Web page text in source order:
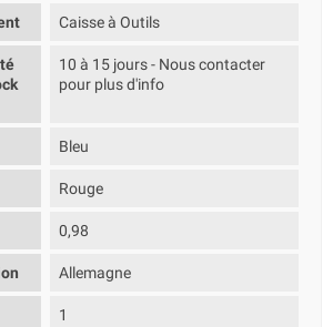
Caisse à Outils
10 à 15 jours - Nous contacter
pour plus d'info
Bleu
Rouge
0,98
Allemagne
1